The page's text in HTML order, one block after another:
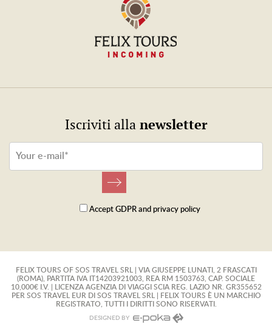
Iscriviti alla newsletter
Accept GDPR and privacy policy
FELIX TOURS OF SOS TRAVEL SRL | VIA GIUSEPPE LUNATI, 2 FRASCATI
(ROMA), PARTITA IVA IT14203921003, REA RM 1503763, CAP. SOCIALE
10,000€ I.V. | LICENZA AGENZIA DI VIAGGI SCIA REG. LAZIO NR. GR355652
PER SOS TRAVEL EUR DI SOS TRAVEL SRL | FELIX TOURS È UN MARCHIO
REGISTRATO, TUTTI I DIRITTI SONO RISERVATI.
DESIGNED BY